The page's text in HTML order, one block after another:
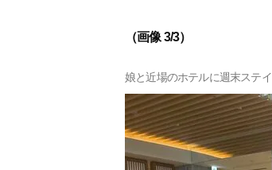
（画像 3/3）
娘と近場のホテルに週末ステイ